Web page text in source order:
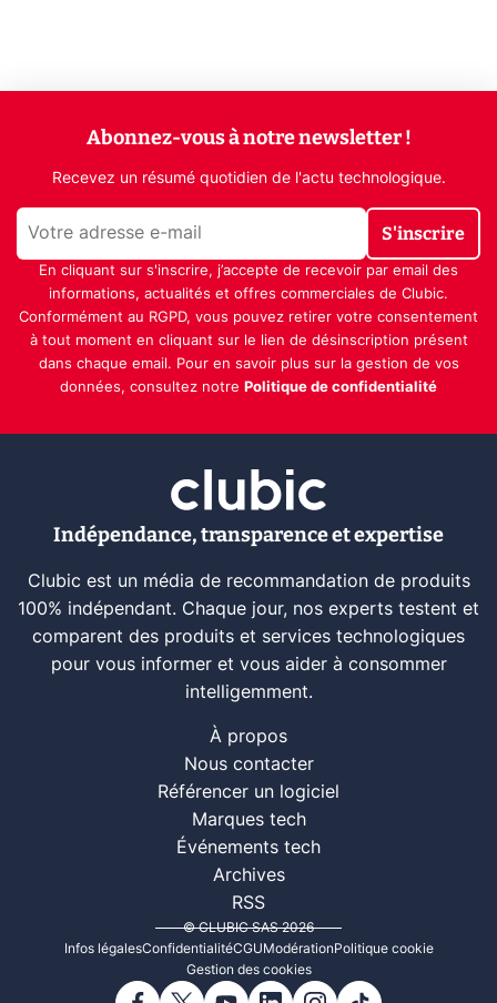
Abonnez-vous à notre newsletter !
Recevez un résumé quotidien de l'actu technologique.
S'inscrire
En cliquant sur s'inscrire, j’accepte de recevoir par email des
informations, actualités et offres commerciales de Clubic.
Conformément au RGPD, vous pouvez retirer votre consentement
à tout moment en cliquant sur le lien de désinscription présent
dans chaque email. Pour en savoir plus sur la gestion de vos
données, consultez notre Politique de confidentialité
Indépendance, transparence et expertise
Clubic est un média de recommandation de produits
100% indépendant. Chaque jour, nos experts testent et
comparent des produits et services technologiques
pour vous informer et vous aider à consommer
intelligemment.
À propos
Nous contacter
Référencer un logiciel
Marques tech
Événements tech
Archives
RSS
© CLUBIC SAS 2026
Infos légalesConfidentialitéCGUModérationPolitique cookie
Gestion des cookies